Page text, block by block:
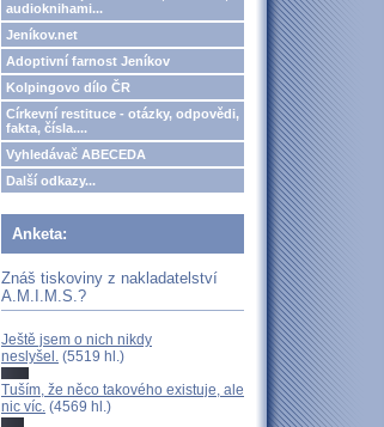
audioknihami...
Jeníkov.net
Adoptivní farnost Jeníkov
Kolpingovo dílo ČR
Církevní restituce - otázky, odpovědi,
fakta, čísla....
Vyhledávač ABECEDA
Další odkazy...
Anketa:
Znáš tiskoviny z nakladatelství
A.M.I.M.S.?
Ještě jsem o nich nikdy
neslyšel. (5519 hl.)
Tuším, že něco takového existuje, ale
nic víc. (4569 hl.)